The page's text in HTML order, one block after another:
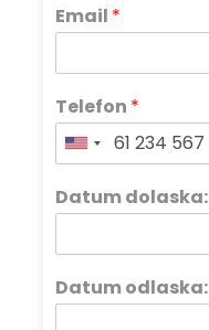
Email *
Telefon *
Datum dolaska:
Datum odlaska: